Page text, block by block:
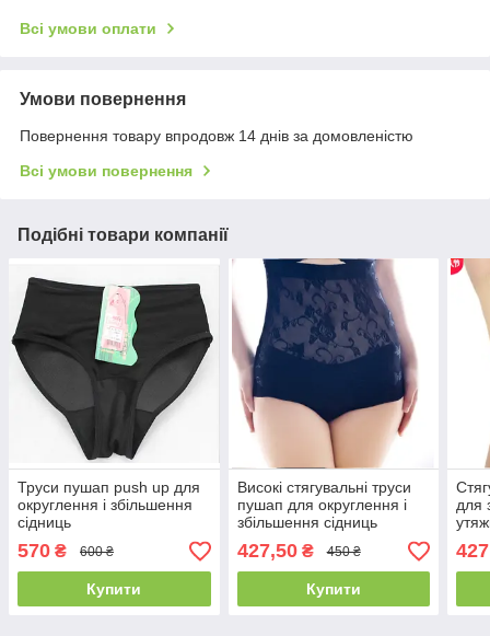
Всі умови оплати
Умови повернення
Повернення товару впродовж 14 днів за домовленістю
Всі умови повернення
Подібні товари компанії
Труси пушап push up для
округлення і збільшення
сідниць
570 ₴ 600 ₴
Купити
Високі стягувальні труси
пушап для округлення і
збільшення сідниць
427,50₴ 450 ₴
Купити
для